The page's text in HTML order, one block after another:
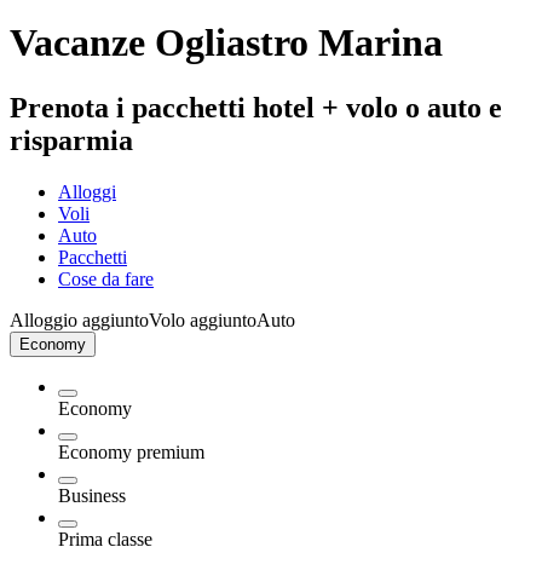
Vacanze Ogliastro Marina
Prenota i pacchetti hotel + volo o auto e
risparmia
Alloggi
Voli
Auto
Pacchetti
Cose da fare
Alloggio aggiuntoVolo aggiuntoAuto
Economy
Economy
Economy premium
Business
Prima classe